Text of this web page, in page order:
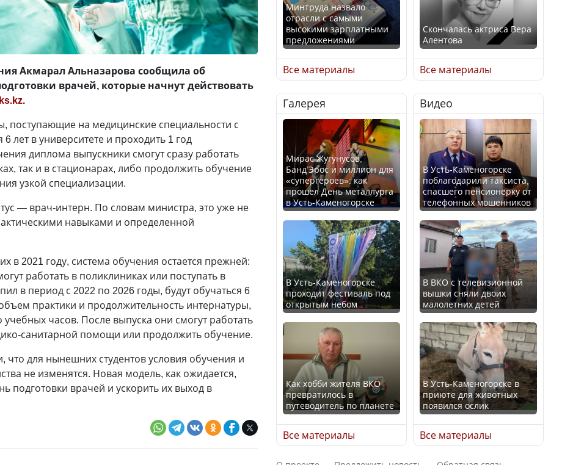
Акмарал Альназарова сообщила об
врачей, которые начнут действовать
.
поступающие на медицинские специальности с
6 лет в университете и проходить 1 год
диплома выпускники смогут сразу работать
так и в стационарах, либо продолжить обучение
узкой специализации.
— врач-интерн. По словам министра, это уже не
навыками и определенной
в 2021 году, система обучения остается прежней:
работать в поликлиниках или поступать в
в период с 2022 по 2026 годы, будут обучаться 6
практики и продолжительность интернатуры,
часов. После выпуска они смогут работать
санитарной помощи или продолжить обучение.
что для нынешних студентов условия обучения и
не изменятся. Новая модель, как ожидается,
подготовки врачей и ускорить их выход в
Минтруда назвало
отрасли с самыми
высокими зарплатными
предложениями
Искусственный интеллект
официально включили в
школьную программу
Казахстана
В Казахстане стало
проще получить
направления на
медицинские
обследования
Қазақстан Орталық Азия
елдері арасында әл-ауқат
индексінде көш бастады
Казахстан возглавил
рейтинг благополучия
среди стран Центральной
Азии
Все материалы
Скончалась актриса Вера
Алентова
В РФ вынесен заочный
приговор по уголовному
делу об убийстве Игоря
Талькова
В России введены
дополнительные
ограничения для
казахстанских прав
Трамп официально
вступил в должность
президента США
Луну признали объектом
культурного наследия,
находящегося под
угрозой исчезновения
Все материалы
Галерея
Мирас Жугунусов,
Банд’Эрос и миллион для
«супергероев»: как
прошел День металлурга
в Усть-Каменогорске
В Усть-Каменогорске
проходит фестиваль под
открытым небом
Как хобби жителя ВКО
превратилось в
путеводитель по планете
Все материалы
Видео
В Усть-Каменогорске
поблагодарили таксиста,
спасшего пенсионерку от
телефонных мошенников
В ВКО с телевизионной
вышки сняли двоих
малолетних детей
В Усть-Каменогорске в
приюте для животных
появился ослик
Все материалы